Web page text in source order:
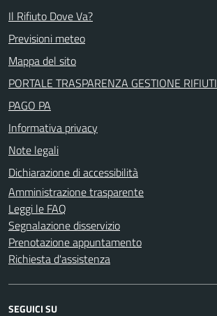
Il Rifiuto Dove Va?
Previsioni meteo
Mappa del sito
PORTALE TRASPARENZA GESTIONE RIFIUTI
PAGO PA
Informativa privacy
Note legali
Dichiarazione di accessibilità
Amministrazione trasparente
Leggi le FAQ
Segnalazione disservizio
Prenotazione appuntamento
Richiesta d'assistenza
SEGUICI SU